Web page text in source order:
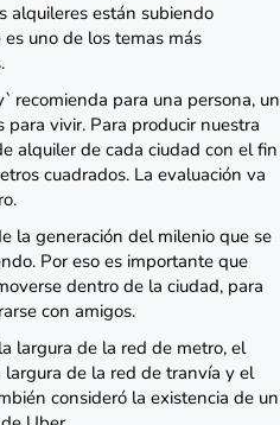
alquileres están subiendo
uno de los temas más
recomienda para una persona, un
vivir. Para producir nuestra
alquiler de cada ciudad con el fin
cuadrados. La evaluación va
la generación del milenio que se
Por eso es importante que
dentro de la ciudad, para
con amigos.
largura de la red de metro, el
de la red de tranvía y el
consideró la existencia de un